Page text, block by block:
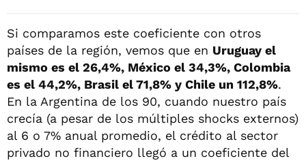
Si comparamos este coeficiente con otros
países de la región, vemos que en Uruguay el
mismo es el 26,4%, México el 34,3%, Colombia
es el 44,2%, Brasil el 71,8% y Chile un 112,8%.
En la Argentina de los 90, cuando nuestro país
crecía (a pesar de los múltiples shocks externos)
al 6 o 7% anual promedio, el crédito al sector
privado no financiero llegó a un coeficiente del